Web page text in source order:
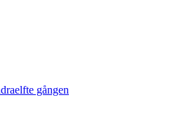
gången